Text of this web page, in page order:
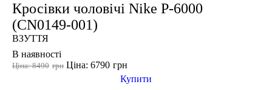
Кросівки чоловічі Nike P-6000
(CN0149-001)
ВЗУТТЯ
В наявності
грн
Ціна: 8490 грн
Ціна: 6790
Купити